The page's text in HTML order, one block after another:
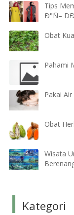
Tips
Ð°Ñ–
Obat
Pahami
Pakai
Obat
Wisata
Kategori